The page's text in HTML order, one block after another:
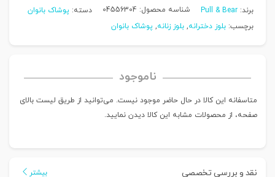
برند: Pull & Bear شناسه محصول: 04556304 دسته: پوشاک بانوان
برچسب: بلوز دخترانه, بلوز زنانه, پوشاک بانوان
ناموجود
متاسفانه این کالا در حال حاضر موجود نیست. می‌توانید از طریق لیست بالای
صفحه، از محصولات مشابه این کالا دیدن نمایید.
نقد و بررسی تخصصی بیشتر